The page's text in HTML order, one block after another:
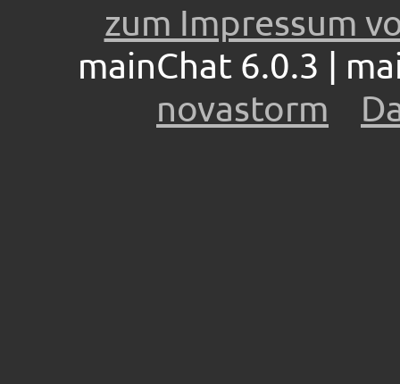
zum Impressum
mainChat 6.0.3 |
novastorm